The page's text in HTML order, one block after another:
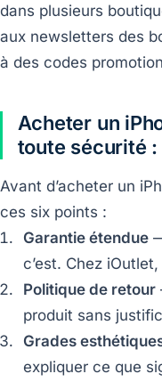
dans plusieurs
aux newsletters des
à des codes
Acheter un
toute sécurité
Avant d’acheter un
ces six points :
Garantie étendue
c’est. Chez
Politique de retour
produit sans
Grades
expliquer ce que